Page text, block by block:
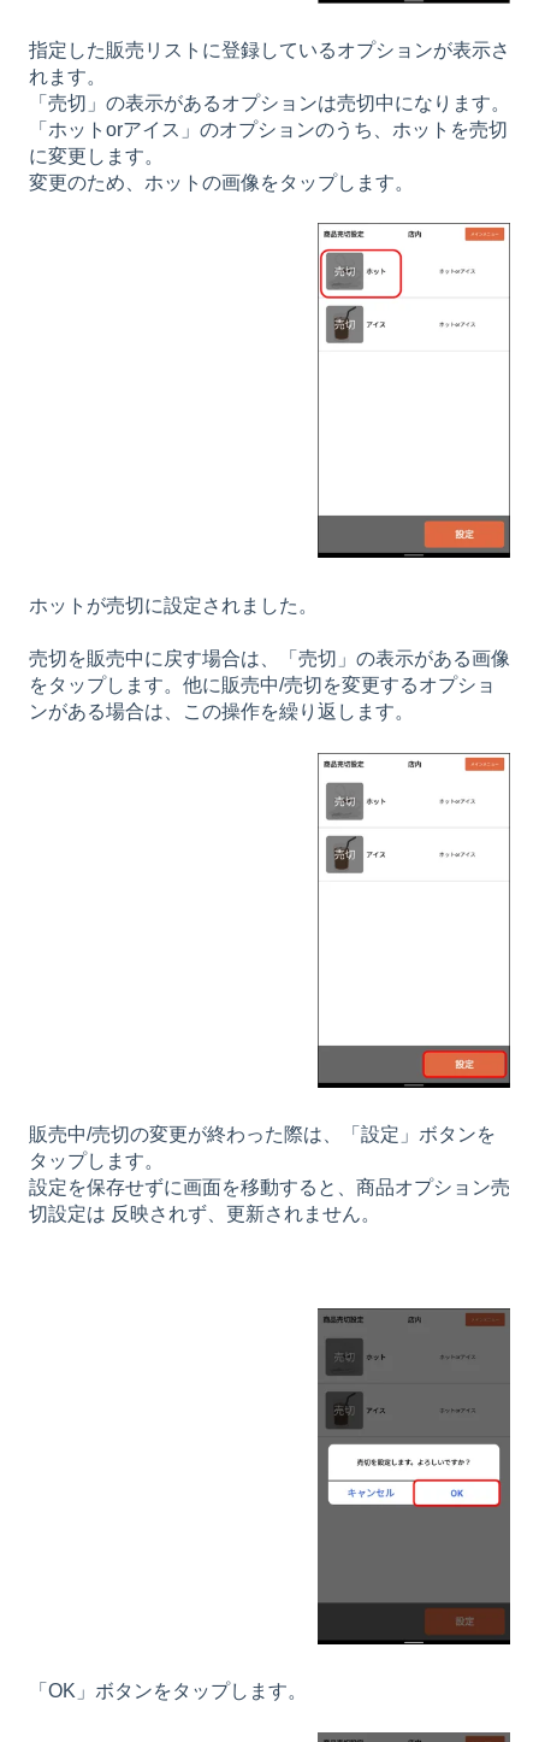
指定した販売リストに登録しているオプションが表示さ
れます。
「売切」の表示があるオプションは売切中になります。
「ホットorアイス」のオプションのうち、ホットを売切
に変更します。
変更のため、ホットの画像をタップします。
ホットが売切に設定されました。
売切を販売中に戻す場合は、「売切」の表示がある画像
をタップします。他に販売中/売切を変更するオプショ
ンがある場合は、この操作を繰り返します。
販売中/売切の変更が終わった際は、「設定」ボタンを
タップします。
設定を保存せずに画面を移動すると、商品オプション売
切設定は 反映されず、更新されません。
「OK」ボタンをタップします。